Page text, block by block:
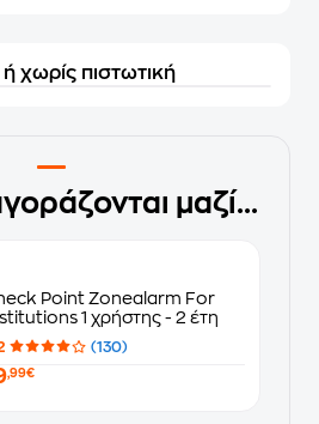
χωρίς πιστωτική
μαζί...
Point Zonealarm For
1 χρήστης - 2 έτη
(130)
,99€